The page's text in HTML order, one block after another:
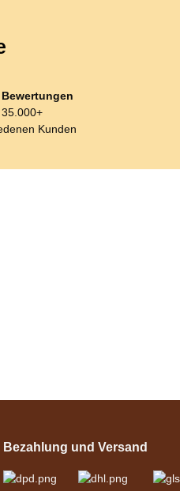
Bewertungen
Kunden
Schwarz
Bezahlung und Versand